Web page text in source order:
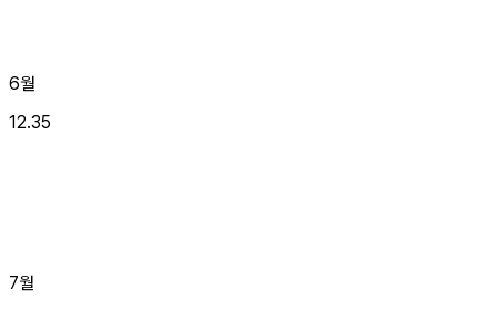
6월
12.35
7월